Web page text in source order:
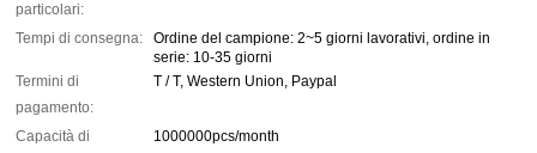
particolari:
Tempi di consegna:
Ordine del campione: 2~5 giorni lavorativi, ordine in
serie: 10-35 giorni
Termini di
pagamento:
T / T, Western Union, Paypal
Capacità di
1000000pcs/month